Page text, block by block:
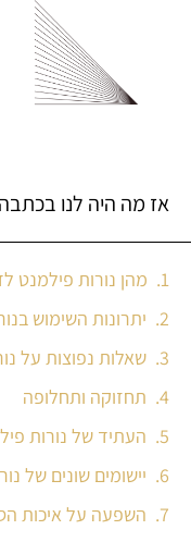
אז מה היה לנו
מהן נורות פילמנט
יתרונות השימוש
שאלות נפוצות על
תחזוקה ותחלופה
העתיד של נורות
יישומים שונים של
השפעה על איכות